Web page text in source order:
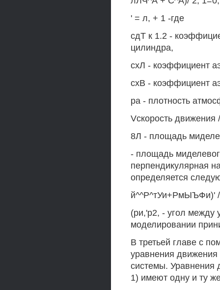
' = л, + 1 -где
сдТ к 1.2 -
цилиндра,
схЛ - коэффициент
схВ - коэффициент
ра - плотность
Vскорость движения
8Л - площадь
- площадь
перпендикулярная
определяется
й^^Р^тУи+РмЫЪФи)' /
(ри,'р2, - угол между
моделировании
В третьей главе с
уравнения движения
системы. Уравнения
1) имеют одну и ту